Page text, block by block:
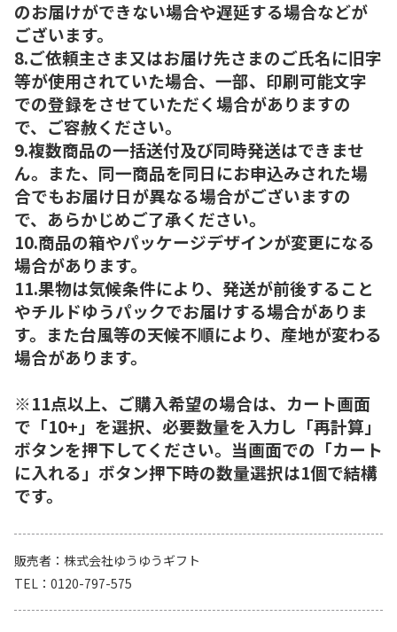
のお届けができない場合や遅延する場合などが
ございます。
8.ご依頼主さま又はお届け先さまのご氏名に旧字
等が使用されていた場合、一部、印刷可能文字
での登録をさせていただく場合がありますの
で、ご容赦ください。
9.複数商品の一括送付及び同時発送はできませ
ん。また、同一商品を同日にお申込みされた場
合でもお届け日が異なる場合がございますの
で、あらかじめご了承ください。
10.商品の箱やパッケージデザインが変更になる
場合があります。
11.果物は気候条件により、発送が前後すること
やチルドゆうパックでお届けする場合がありま
す。また台風等の天候不順により、産地が変わる
場合があります。
※11点以上、ご購入希望の場合は、カート画面
で「10+」を選択、必要数量を入力し「再計算」
ボタンを押下してください。当画面での「カート
に入れる」ボタン押下時の数量選択は1個で結構
です。
販売者
株式会社ゆうゆうギフト
TEL
0120-797-575